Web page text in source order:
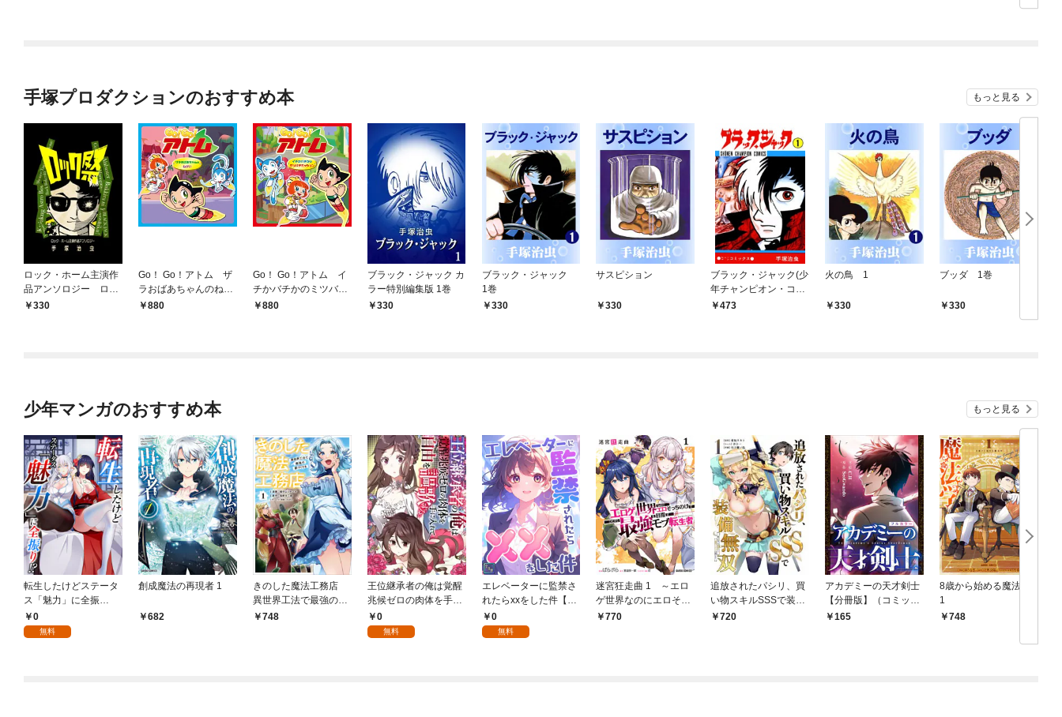
手塚プロダクションのおすすめ本 もっと見る
ロック・ホーム主演作
品アンソロジー ロッ
ク祭（フェスティバ
330
Go！ Go！アトム ザ
ラおばあちゃんのねが
い880
Go！ Go！アトム イ
チかバチかのミツバチ
ミッション
880
ブラック・ジャック カ
ラー特別編集版 1巻
330
ブラック・ジャック
1巻
330
サスピション
330
ブラック・ジャック(少
年チャンピオン・コミ
ックス) 1
473
火の鳥 1
330
ブッダ 1巻
330
少年マンガのおすすめ本 もっと見る
転生したけどステータ
ス「魅力」に全振
り！？(1)
0
無料
創成魔法の再現者 1
682
きのした魔法工務店
異世界工法で最強の家
づくりを（コミック）
748
王位継承者の俺は覚醒
兆候ゼロの肉体を手に
入れて自由を謳歌す
る。1
0
無料
エレベーターに監禁さ
れたらxxをした件【全
年齢版】(1)
0
無料
迷宮狂走曲 1 ～エロ
ゲ世界なのにエロそっ
ちのけでひたすら最強
770
追放されたパシリ、買
い物スキルSSSで装備
無双 ～買ったモノを
720
アカデミーの天才剣士
【分冊版】（コミッ
ク） １話【フルカラ
165
8歳から始める魔法学
1
748